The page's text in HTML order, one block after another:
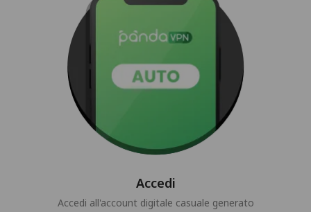
Accedi
Accedi all'account digitale casuale generato